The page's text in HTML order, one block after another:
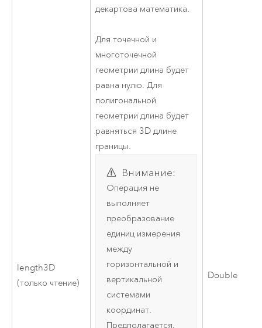
length3D
(только чтение)
декартова математика.
Для точечной и
многоточечной
геометрии длина будет
равна нулю. Для
полигональной
геометрии длина будет
равняться 3D длине
границы.
Внимание:
Операция не
выполняет
преобразование
единиц измерения
между
горизонтальной и
вертикальной
системами
координат.
Предполагается,
Double